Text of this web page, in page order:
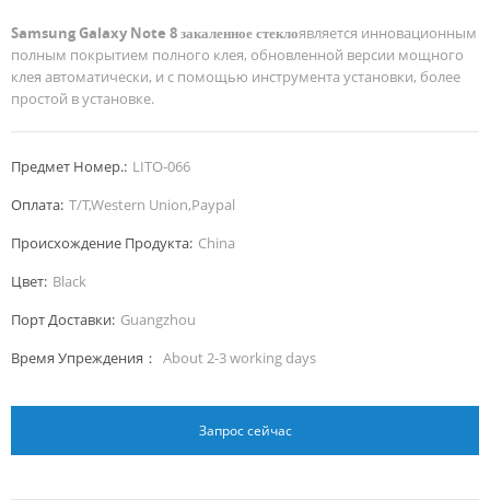
Samsung Galaxy Note 8 закаленное стеклоявляется инновационным
полным покрытием полного клея, обновленной версии мощного
клея автоматически, и с помощью инструмента установки, более
простой в установке.
Предмет Номер.: LITO-066
Оплата: T/T,Western Union,Paypal
Происхождение Продукта: China
Цвет: Black
Порт Доставки: Guangzhou
Время Упреждения： About 2-3 working days
Запрос сейчас